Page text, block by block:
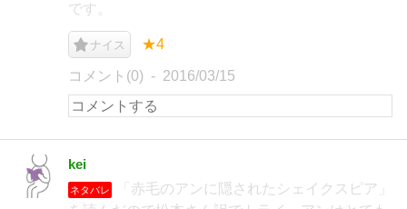
です。
ナイス ★4
コメント(0) 2016/03/15
kei
ネタバレ
「赤毛のアンに隠されたシェイクスピア」